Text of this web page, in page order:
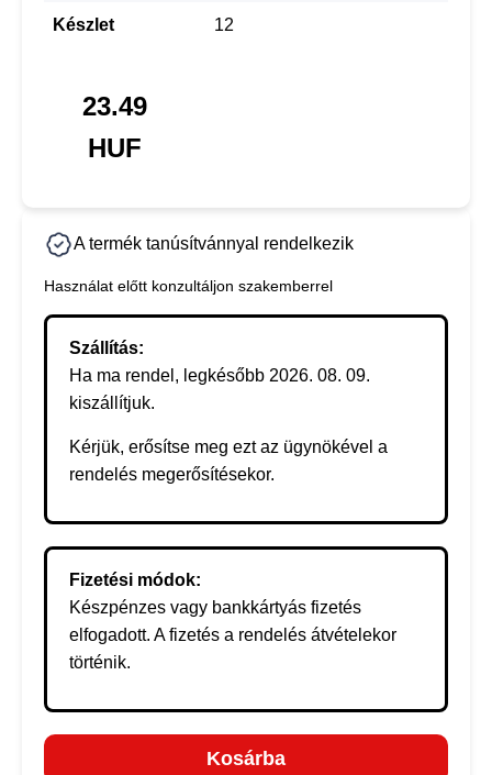
Készlet 12
23.49
HUF
A termék tanúsítvánnyal rendelkezik
Használat előtt konzultáljon szakemberrel
Szállítás:
Ha ma rendel, legkésőbb 2026. 08. 09.
kiszállítjuk.
Kérjük, erősítse meg ezt az ügynökével a
rendelés megerősítésekor.
Fizetési módok:
Készpénzes vagy bankkártyás fizetés
elfogadott. A fizetés a rendelés átvételekor
történik.
Kosárba